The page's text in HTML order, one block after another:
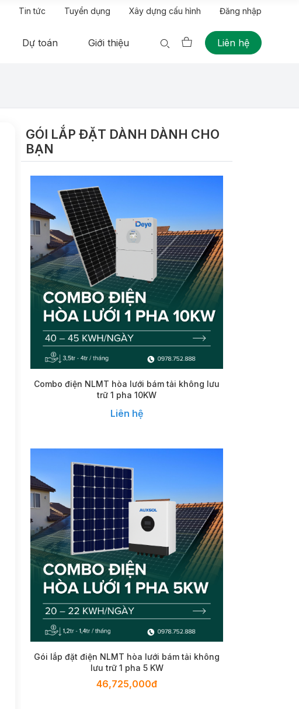
Tin tức Tuyển dụng Xây dựng cấu hình Đăng nhập
Dự toán Giới thiệu Liên hệ
GÓI LẮP ĐẶT DÀNH DÀNH CHO
BẠN
Combo điện NLMT hòa lưới bám tải không lưu
trữ 1 pha 10KW
Liên hệ
Gói lắp đặt điện NLMT hòa lưới bám tải không
lưu trữ 1 pha 5 KW
46,725,000đ